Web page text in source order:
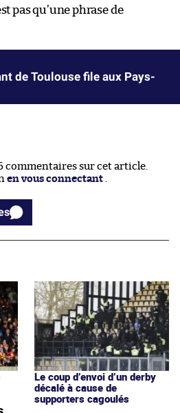
pas qu’une phrase de
de Toulouse file aux Pays-
commentaires sur cet article.
en vous connectant
Le coup d’envoi d’un derby
décalé à cause de
supporters cagoulés